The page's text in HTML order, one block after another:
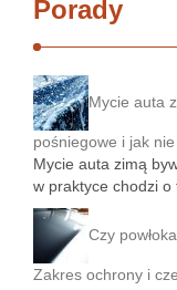
Porady
Mycie auta
pośniegowe i jak
Mycie auta zimą
w praktyce chodzi o
Czy
Zakres ochrony i